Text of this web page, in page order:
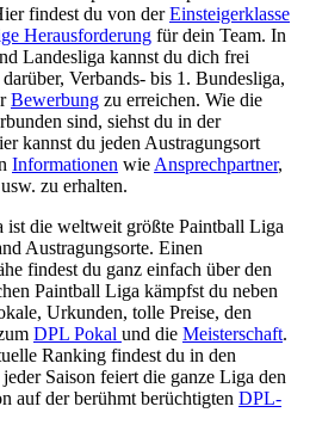
findest du von derEinsteigerklasse
Herausforderung für dein Team. In
Landesliga kannst du dich frei
Verbands- bis 1. Bundesliga,
Bewerbung zu erreichen. Wie die
sind, siehst du in der
kannst du jeden Austragungsort
Informationen wie Ansprechpartner,
zu erhalten.
ist die weltweit größte Paintball Liga
Austragungsorte. Einen
findest du ganz einfach über den
Paintball Liga kämpfst du neben
Urkunden, tolle Preise, den
DPL Pokal und die Meisterschaft.
Ranking findest du in den
Saison feiert die ganze Liga den
auf der berühmt berüchtigten DPL-